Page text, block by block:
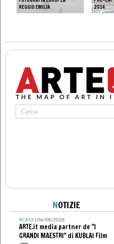
REGGIO EMILIA
2014
NOTIZIE
ROMA| 06/08/2026
ARTE.it media partner de "I
GRANDI MAESTRI" di KUBLAI Film